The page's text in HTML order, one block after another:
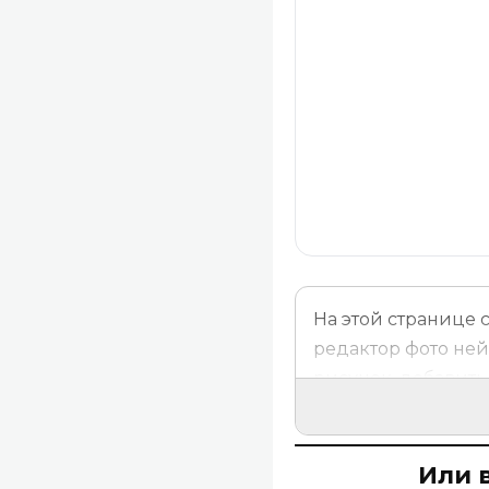
На этой
редактор фото
рисунок, добавить
нужно сделать,
Быстрые
Удаление
Или